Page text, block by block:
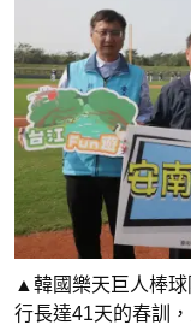
▲韓國樂天巨人棒
行長達41天的春訓